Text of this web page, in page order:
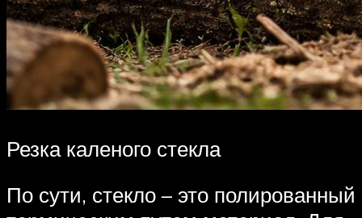
Резка каленого стекла
По сути, стекло – это полированный